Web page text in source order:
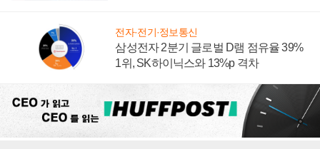
전자·전기·정보통신
삼성전자 2분기 글로벌 D램 점유율 39%
1위, SK하이닉스와 13%p 격차